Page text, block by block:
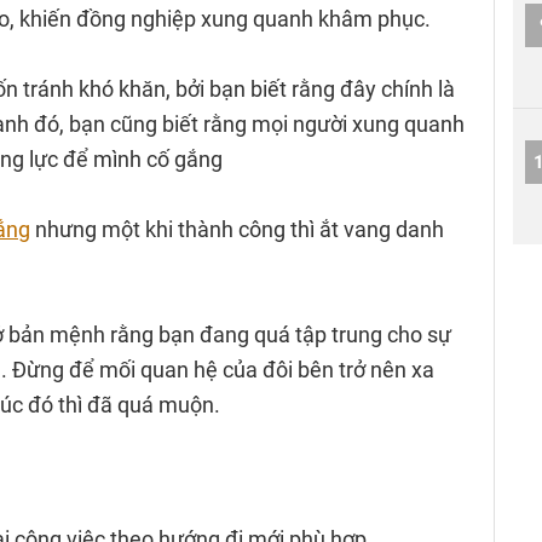
khiến đồng nghiệp xung quanh khâm phục.
tránh khó khăn, bởi bạn biết rằng đây chính là
đó, bạn cũng biết rằng mọi người xung quanh
lực để mình cố gắng
nhưng một khi thành công thì ắt vang danh
mệnh rằng bạn đang quá tập trung cho sự
để mối quan hệ của đôi bên trở nên xa
đó thì đã quá muộn.